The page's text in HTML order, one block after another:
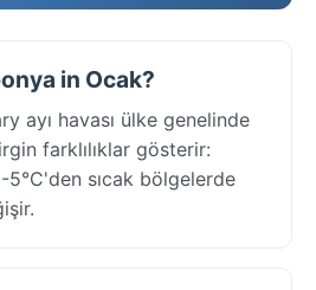
in Ocak?
ayı havası ülke genelinde
farklılıklar gösterir:
sıcak bölgelerde